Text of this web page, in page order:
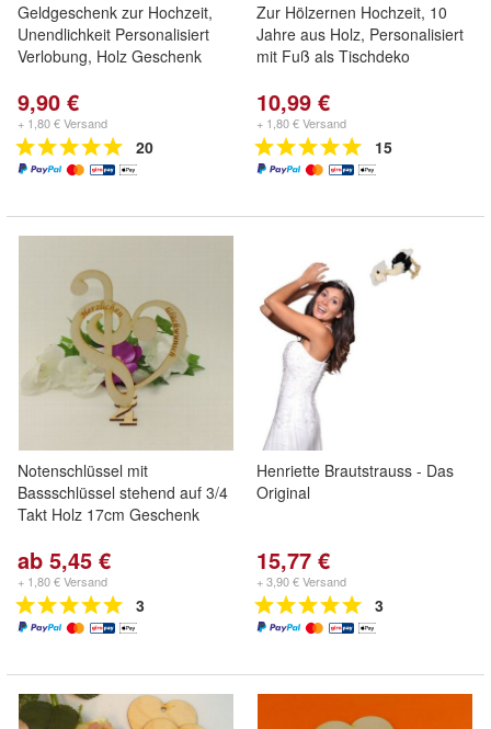
Geldgeschenk zur Hochzeit,
Unendlichkeit Personalisiert
Verlobung, Holz Geschenk
9,90 €
+ 1,80 € Versand
20
Zur Hölzernen Hochzeit, 10
Jahre aus Holz, Personalisiert
mit Fuß als Tischdeko
10,99 €
+ 1,80 € Versand
15
Notenschlüssel mit
Bassschlüssel stehend auf 3/4
Takt Holz 17cm Geschenk
ab 5,45 €
+ 1,80 € Versand
3
Henriette Brautstrauss - Das
Original
15,77 €
+ 3,90 € Versand
3